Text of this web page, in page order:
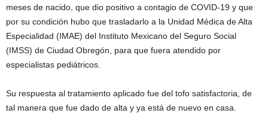
meses de nacido, que dio positivo a contagio de COVID-19 y que
por su condición hubo que trasladarlo a la Unidad Médica de Alta
Especialidad (IMAE) del Instituto Mexicano del Seguro Social
(IMSS) de Ciudad Obregón, para que fuera atendido por
especialistas pediátricos.
Su respuesta al tratamiento aplicado fue del tofo satisfactoria, de
tal manera que fue dado de alta y ya está de nuevo en casa.